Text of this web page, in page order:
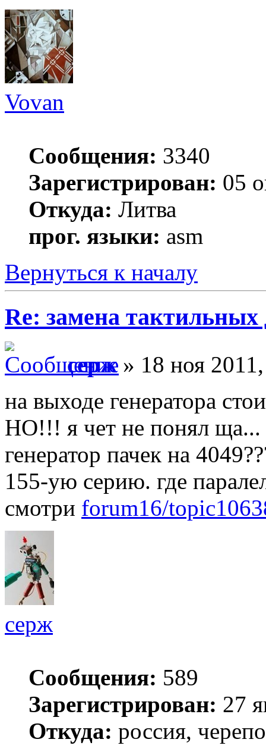
Vovan
Сообщения: 3340
Зарегистрирован: 05
Откуда: Литва
прог. языки: asm
Вернуться к началу
Re: замена тактильных
серж» 18 ноя
на выходе генератора
НО!!! я чет не понял ща...
генератор пачек на
155-ую серию. где
смотри forum16/
серж
Сообщения: 589
Зарегистрирован: 27
Откуда: россия,